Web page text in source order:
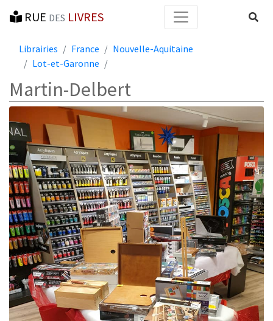
RUE DES LIVRES
Librairies France
Nouvelle-Aquitaine
Lot-et-Garonne
Martin-Delbert